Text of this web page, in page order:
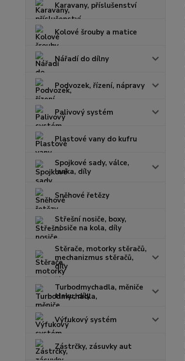
Karavany, příslušenství
Kolové šrouby a matice
Nářadí do dílny
Podvozek, řízení, nápravy
Palivový systém
Plastové vany do kufru
Spojkové sady, válce,
lanka, díly
Sněhové řetězy
Střešní nosiče, boxy,
nosiče na kola, díly
Stěrače, motorky stěračů,
mechanizmus stěračů,
díly
Turbodmychadla, měniče
tlaku, díly
Výfukový systém
Zástrčky, zásuvky aut